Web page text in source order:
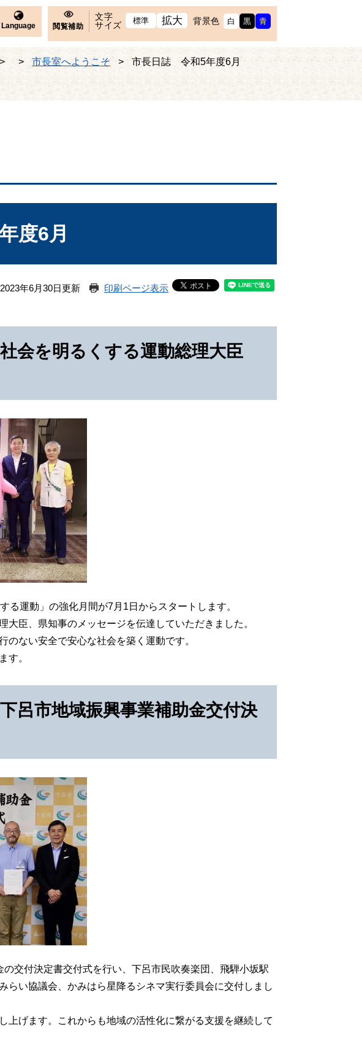
Language 閲覧補助
文字
サイズ
標準 拡大 背景色 白 黒 青
> 市長室へようこそ > 市長日誌 令和5年度6月
度6月
年6月30日更新 印刷ページ表示
会を明るくする運動総理大臣
運動」の強化月間が7月1日からスタートします。
臣、県知事のメッセージを伝達していただきました。
ない安全で安心な社会を築く運動です。
す。
呂市地域振興事業補助金交付決
交付決定書交付式を行い、下呂市民吹奏楽団、飛騨小坂駅
らい協議会、かみはら星降るシネマ実行委員会に交付しまし
げます。これからも地域の活性化に繋がる支援を継続して